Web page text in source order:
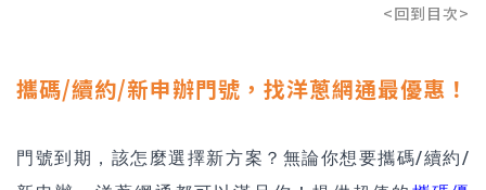
<回到目次>
攜碼/續約/新申辦門號，找洋蔥網通最優惠！
門號到期，該怎麼選擇新方案？無論你想要攜碼/續約/